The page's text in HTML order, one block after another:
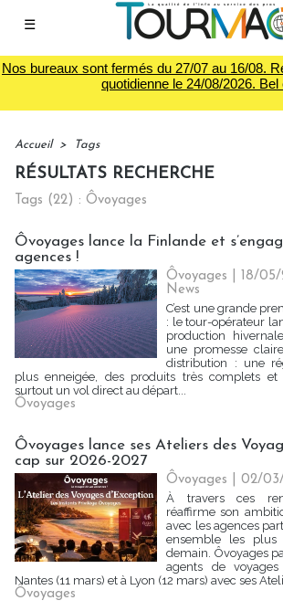
☰
Nos bureaux sont fermés du 27/07 au 16/08.
quotidienne le 24/08/2026. Bel
Accueil > Tags
RÉSULTATS RECHERCHE
Tags (22) : Ôvoyages
Ôvoyages lance la Finlande et
agences !
Ôvoyages | 18/
News
C’est une grande
: le tour-opérateur
production
une promesse
distribution : une
plus enneigée, des produits très complets et
surtout un vol direct au départ...
Ôvoyages
Ôvoyages lance ses Ateliers des
cap sur 2026-2027
Ôvoyages | 02/
À travers ces
réaffirme son
avec les agences
ensemble les plus
demain. Ôvoyages
agents de
Nantes (11 mars) et à Lyon (12 mars) avec ses
Ôvoyages